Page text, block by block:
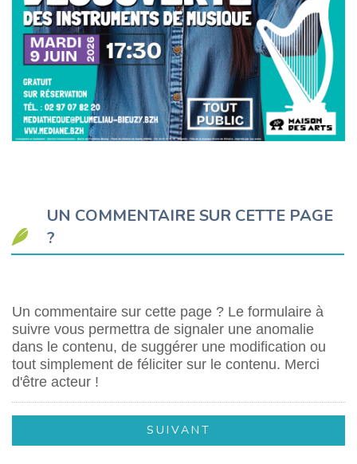
UN COMMENTAIRE SUR CETTE PAGE
?
Un commentaire sur cette page ? Le formulaire à
suivre vous permettra de signaler une anomalie
dans le contenu, de suggérer une modification ou
tout simplement de féliciter sur le contenu. Merci
d'être acteur !